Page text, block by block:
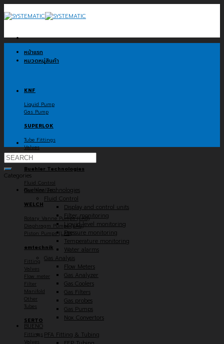
to
หน้าแรก
หมวดหมู่สินค้า
KNF
Liquid Pump
Gas Pump
SUPERLOK
Tube Fittings
Valves
Flexible Metal Hose
Buehler Technologies
Fluid Control
Gas Analysis
WELCH
Rotary Vanne Pumps (LAB)
Diaphragm Pumps (LAB)
Piston Pumps (LAB)
emtechnik
Fitting
Valves
Flow meter
Filter
Manifold
Other
Tubes
SERTO
Fittings
Valves
Search
for:
Categories
Buehler Technologies
Fluid Control
Display and control units
Filter monitoring
Liquid level monitoring
Pressure monitoring
Temperature monitoring
Water alarms
Gas Analysis
Flow Meters
Gas Analyzer
Gas Coolers
Gas Filters
Gas probes
Gas Pumps
Nox Convertors
BUENO
PFA Fitting & Tubing